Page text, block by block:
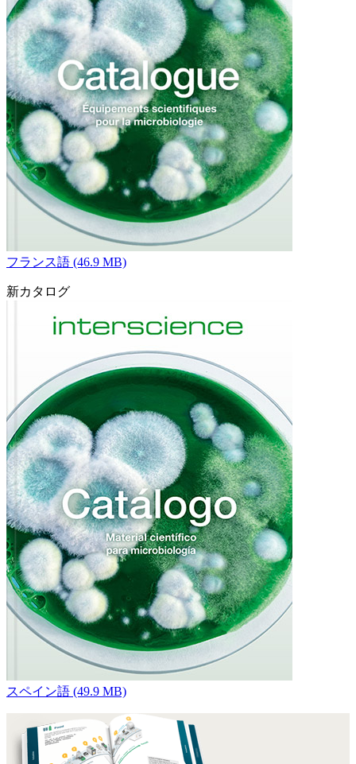
フランス語 (46.9 MB)
新カタログ
スペイン語 (49.9 MB)